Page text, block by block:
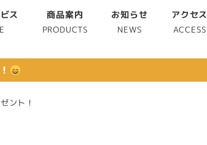
ス 商品案内
PRODUCTS
お知らせ
NEWS
アクセス
ACCESS
ント！